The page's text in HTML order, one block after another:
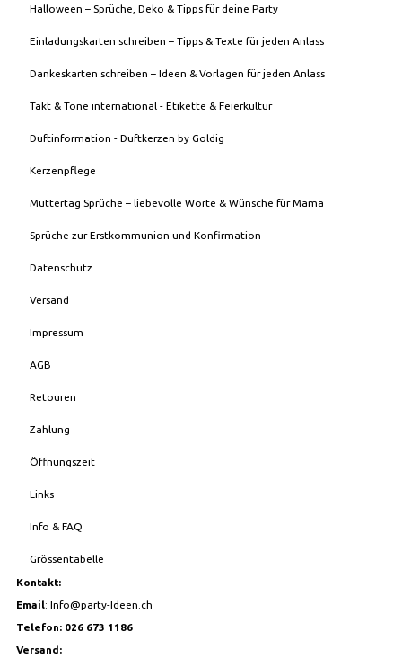
Halloween – Sprüche, Deko & Tipps für deine Party
Einladungskarten schreiben – Tipps & Texte für jeden Anlass
Dankeskarten schreiben – Ideen & Vorlagen für jeden Anlass
Takt & Tone international - Etikette & Feierkultur
Duftinformation - Duftkerzen by Goldig
Kerzenpflege
Muttertag Sprüche – liebevolle Worte & Wünsche für Mama
Sprüche zur Erstkommunion und Konfirmation
Datenschutz
Versand
Impressum
AGB
Retouren
Zahlung
Öffnungszeit
Links
Info & FAQ
Grössentabelle
Kontakt:
Email: Info@party-Ideen.ch
Telefon: 026 673 1186
Versand: